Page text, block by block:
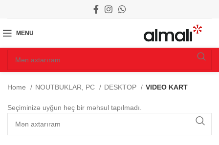
MENU
Home NOUTBUKLAR, PC DESKTOP VIDEO KART
Seçiminizə uyğun heç bir məhsul tapılmadı.